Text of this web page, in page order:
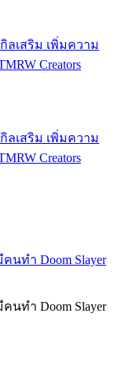
ลเสริม เพิ่มความ
Creators
ลเสริม เพิ่มความ
Creators
นทำ Doom Slayer
นทำ Doom Slayer